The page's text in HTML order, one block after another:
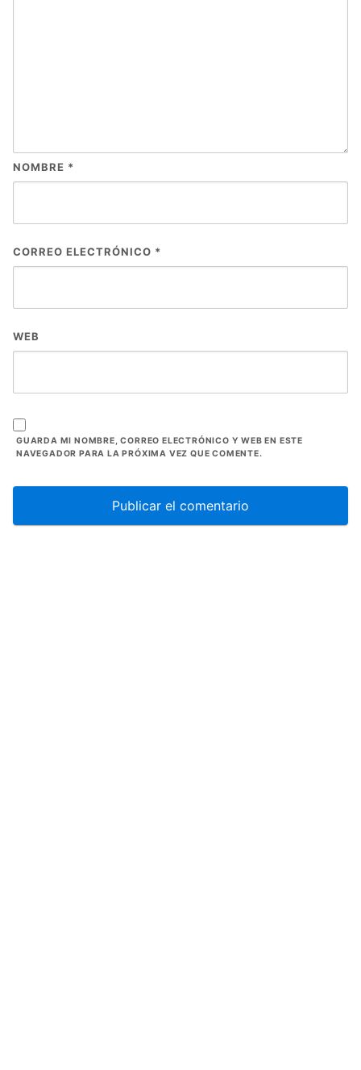
NOMBRE *
CORREO ELECTRÓNICO *
WEB
GUARDA MI NOMBRE, CORREO ELECTRÓNICO Y WEB EN ESTE
NAVEGADOR PARA LA PRÓXIMA VEZ QUE COMENTE.